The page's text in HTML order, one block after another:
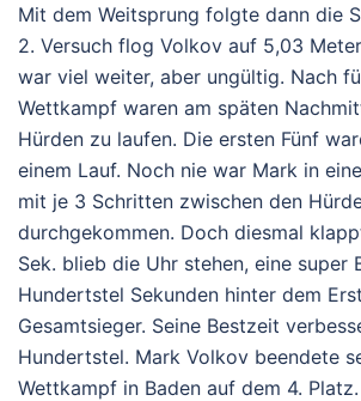
Mit dem Weitsprung folgte dann die
2. Versuch flog Volkov auf 5,03
war viel weiter, aber ungültig. Nach
Wettkampf waren am späten
Hürden zu laufen. Die ersten Fünf
einem Lauf. Noch nie war Mark in
mit je 3 Schritten zwischen den
durchgekommen. Doch diesmal
Sek. blieb die Uhr stehen, eine super
Hundertstel Sekunden hinter dem
Gesamtsieger. Seine Bestzeit
Hundertstel. Mark Volkov beendete
Wettkampf in Baden auf dem 4.